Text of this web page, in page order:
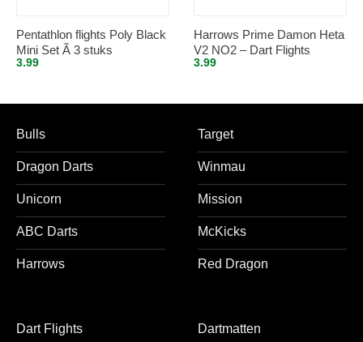
Pentathlon flights Poly Black
Mini Set Ã 3 stuks
3.99
Harrows Prime Damon Heta
V2 NO2 – Dart Flights
3.99
Bulls
Dragon Darts
Unicorn
ABC Darts
Harrows
Target
Winmau
Mission
McKicks
Red Dragon
Dart Flights Dartmatten